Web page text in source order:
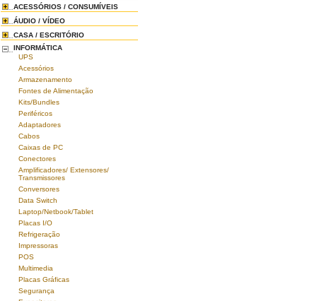
ACESSÓRIOS / CONSUMÍVEIS
ÁUDIO / VÍDEO
CASA / ESCRITÓRIO
INFORMÁTICA
UPS
Acessórios
Armazenamento
Fontes de Alimentação
Kits/Bundles
Periféricos
Adaptadores
Cabos
Caixas de PC
Conectores
Amplificadores/ Extensores/
Transmissores
Conversores
Data Switch
Laptop/Netbook/Tablet
Placas I/O
Refrigeração
Impressoras
POS
Multimedia
Placas Gráficas
Segurança